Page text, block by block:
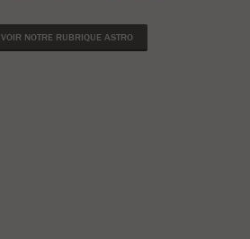
VOIR NOTRE RUBRIQUE ASTRO